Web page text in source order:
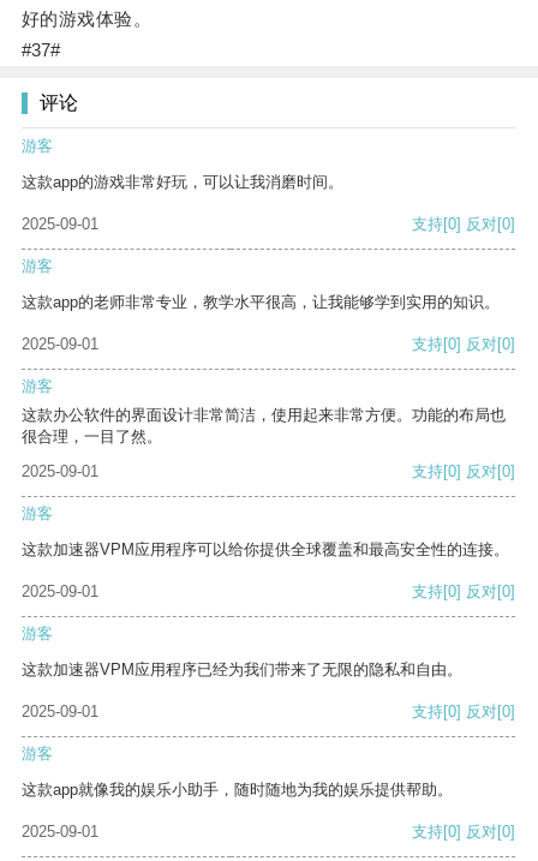
好的游戏体验。
#37#
评论
游客
这款app的游戏非常好玩，可以让我消磨时间。
2025-09-01 支持[0] 反对[0]
游客
这款app的老师非常专业，教学水平很高，让我能够学到实用的知识。
2025-09-01 支持[0] 反对[0]
游客
这款办公软件的界面设计非常简洁，使用起来非常方便。功能的布局也
很合理，一目了然。
2025-09-01
支持[0] 反对[0]
游客
这款加速器VPM应用程序可以给你提供全球覆盖和最高安全性的连接。
2025-09-01 支持[0] 反对[0]
游客
这款加速器VPM应用程序已经为我们带来了无限的隐私和自由。
2025-09-01 支持[0] 反对[0]
游客
这款app就像我的娱乐小助手，随时随地为我的娱乐提供帮助。
2025-09-01 支持[0] 反对[0]